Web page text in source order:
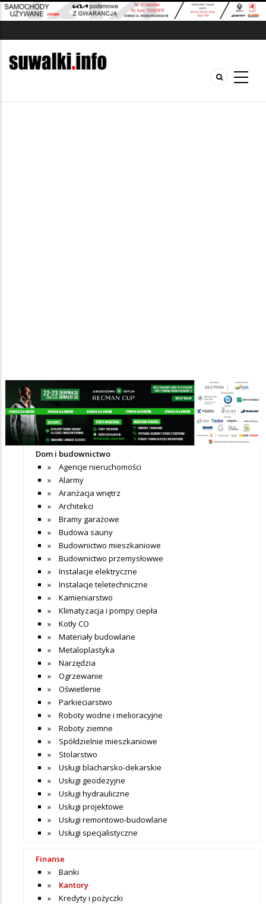
Nie dodano jeszcze wpisów do tej kategorii
+ Dodaj wpis
Katalog firm
Dom i budownictwo
Agencje nieruchomości
Alarmy
Aranżacja wnętrz
Architekci
Bramy garażowe
Budowa sauny
Budownictwo mieszkaniowe
Budownictwo przemysłowwe
Instalacje elektryczne
Instalacje teletechniczne
Kamieniarstwo
Klimatyzacja i pompy ciepła
Kotły CO
Materiały budowlane
Metaloplastyka
Narzędzia
Ogrzewanie
Oświetlenie
Parkieciarstwo
Roboty wodne i melioracyjne
Roboty ziemne
Spółdzielnie mieszkaniowe
Stolarstwo
Usługi blacharsko-dekarskie
Usługi geodezyjne
Usługi hydrauliczne
Usługi projektowe
Usługi remontowo-budowlane
Usługi specjalistyczne
Finanse
Banki
Kantory
Kredyty i pożyczki